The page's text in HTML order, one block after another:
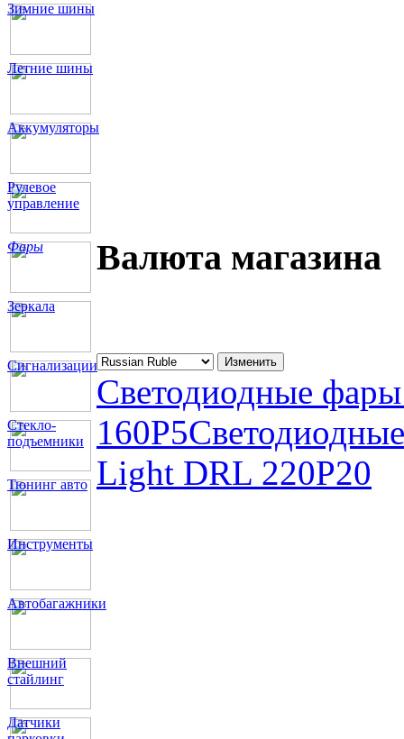
Зимние шины
Летние шины
Аккумуляторы
Рулевое
управление
Фары
Зеркала
Сигнализации
Стекло-
подъемники
Тюнинг авто
Инструменты
Автобагажники
Внешний
стайлинг
Датчики
Валюта магазина
Светодиодные
160P5
Light DRL 220P20